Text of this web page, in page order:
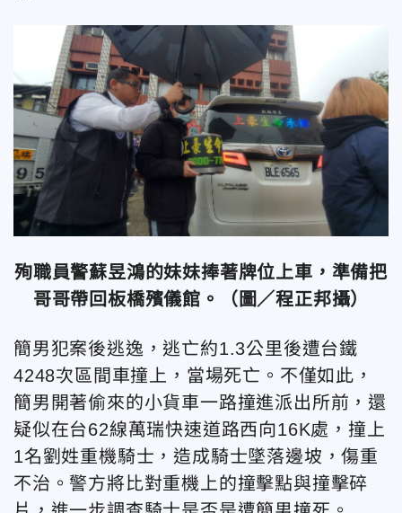
殉職員警蘇昱鴻的妹妹捧著牌位上車，準備把
哥哥帶回板橋殯儀館。（圖／程正邦攝）
簡男犯案後逃逸，逃亡約1.3公里後遭台鐵
4248次區間車撞上，當場死亡。不僅如此，
簡男開著偷來的小貨車一路撞進派出所前，還
疑似在台62線萬瑞快速道路西向16K處，撞上
1名劉姓重機騎士，造成騎士墜落邊坡，傷重
不治。警方將比對重機上的撞擊點與撞擊碎